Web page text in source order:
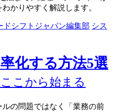
かりやすく解説します。
ドシフトジャパン編集部 シス
化する方法5選
こから始まる
の問題ではなく「業務の前